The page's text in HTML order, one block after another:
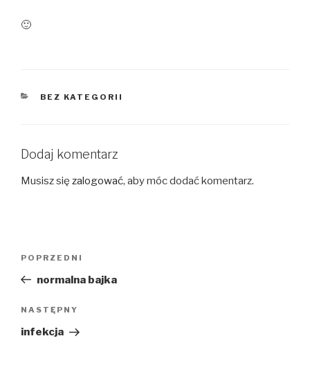
🙂
KATEGORIE
BEZ KATEGORII
Dodaj komentarz
Musisz się zalogować, aby móc dodać komentarz.
Poprzedni
wpis
POPRZEDNI
normalna bajka
Następny
wpis
NASTĘPNY
infekcja